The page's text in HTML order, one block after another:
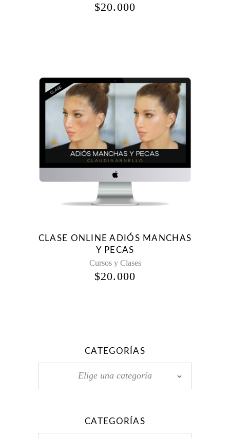
$20.000
CLASE ONLINE ADIÓS MANCHAS
Y PECAS
Cursos y Clases
$20.000
CATEGORÍAS
Elige una categoría
CATEGORÍAS